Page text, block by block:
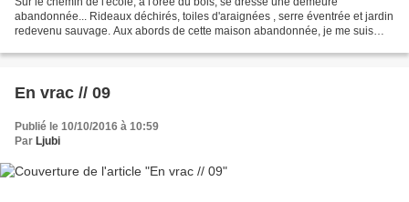
abandonnée... Rideaux déchirés, toiles d'araignées , serre éventrée et jardin
redevenu sauvage. Aux abords de cette maison abandonnée, je me suis
En vrac // 09
Publié le 10/10/2016 à 10:59
Par Ljubi